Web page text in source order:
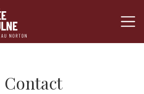
Navigation
Contact